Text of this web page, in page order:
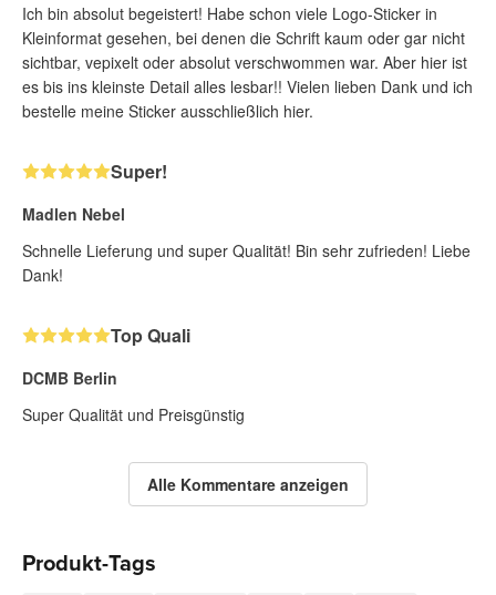
Ich bin absolut begeistert! Habe schon viele Logo-Sticker in
Kleinformat gesehen, bei denen die Schrift kaum oder gar nicht
sichtbar, vepixelt oder absolut verschwommen war. Aber hier ist
es bis ins kleinste Detail alles lesbar!! Vielen lieben Dank und ich
bestelle meine Sticker ausschließlich hier.
Super!
Madlen Nebel
Schnelle Lieferung und super Qualität! Bin sehr zufrieden! Liebe
Dank!
Top Quali
DCMB Berlin
Super Qualität und Preisgünstig
Alle Kommentare anzeigen
Produkt-Tags